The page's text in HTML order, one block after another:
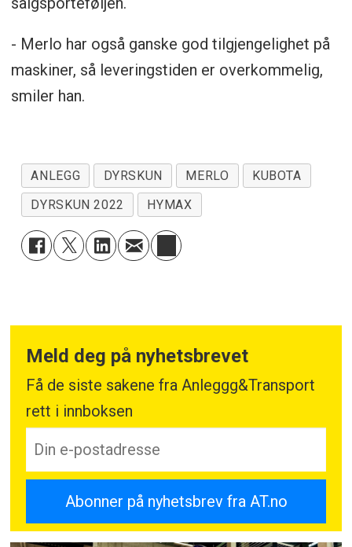
- Merlo har også ganske god tilgjengelighet på
maskiner, så leveringstiden er overkommelig,
smiler han.
ANLEGG DYRSKUN MERLO
KUBOTA
DYRSKUN 2022
HYMAX
Meld deg på nyhetsbrevet
Få de siste sakene fra Anleggg&Transport
rett i innboksen